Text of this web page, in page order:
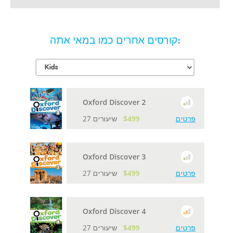
קורסים אחרים כמו במאי אתה:
Oxford Discover 2
$499 פרטים
Oxford Discover 3
$499 פרטים
Oxford Discover 4
$499 פרטים